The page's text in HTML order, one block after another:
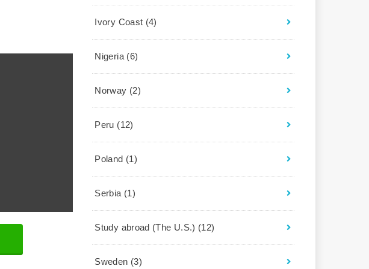
Ivory Coast (4)
Nigeria (6)
Norway (2)
Peru (12)
Poland (1)
Serbia (1)
Study abroad (The U.S.) (12)
Sweden (3)